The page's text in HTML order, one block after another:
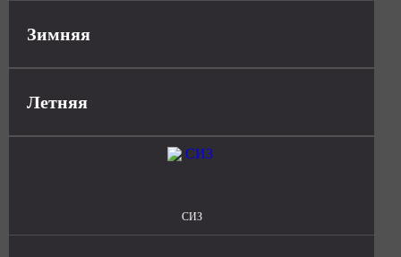
Зимняя
Летняя
СИЗ